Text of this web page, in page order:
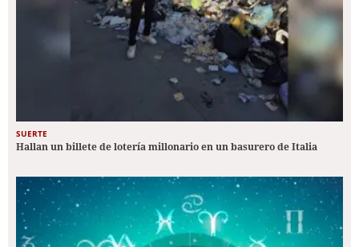
SUERTE
Hallan un billete de lotería millonario en un basurero de Italia